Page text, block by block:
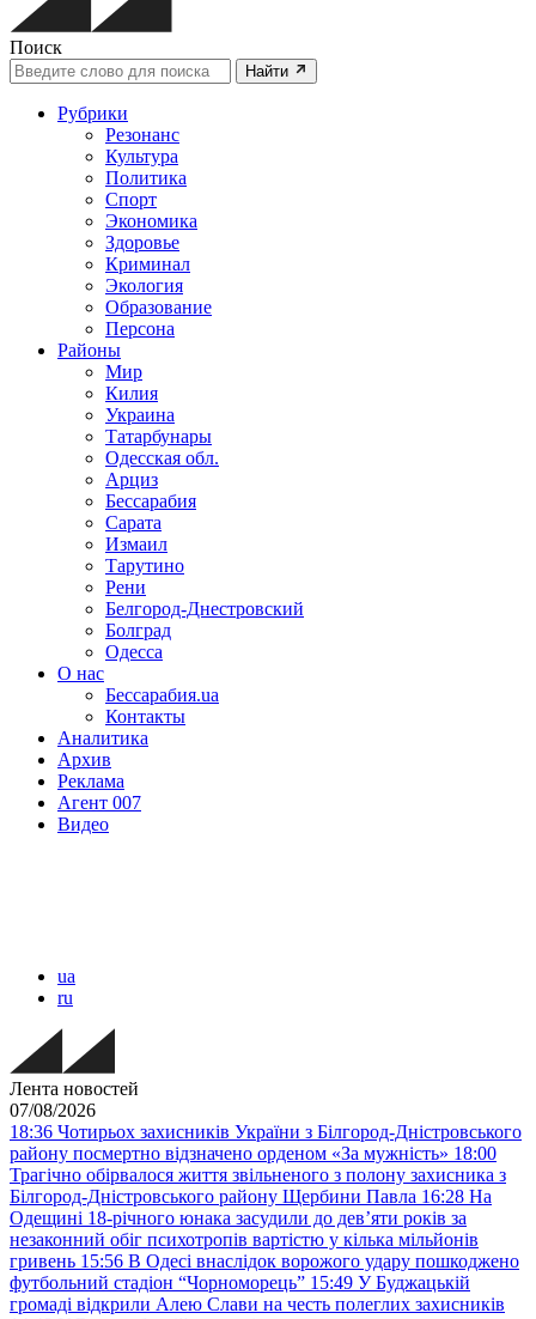
Поиск
Найти
Рубрики
Резонанс
Культура
Политика
Спорт
Экономика
Здоровье
Криминал
Экология
Образование
Персона
Районы
Мир
Килия
Украина
Татарбунары
Одесская обл.
Арциз
Бессарабия
Сарата
Измаил
Тарутино
Рени
Белгород-Днестровский
Болград
Одесса
О нас
Бессарабия.ua
Контакты
Аналитика
Архив
Реклама
Агент 007
Видео
ua
ru
Лента новостей
07/08/2026
18:36 Чотирьох захисників України з Білгород-Дністровського
району посмертно відзначено орденом «За мужність» 18:00
Трагічно обірвалося життя звільненого з полону захисника з
Білгород-Дністровського району Щербини Павла 16:28 На
Одещині 18-річного юнака засудили до дев’яти років за
незаконний обіг психотропів вартістю у кілька мільйонів
гривень 15:56 В Одесі внаслідок ворожого удару пошкоджено
футбольний стадіон “Чорноморець” 15:49 У Буджацькій
громаді відкрили Алею Слави на честь полеглих захисників